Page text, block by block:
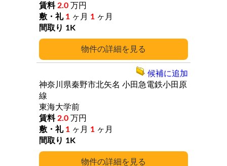
詳細
2.0 万円
1 ヶ月 1 ヶ月
1K
詳細
神奈川県秦野市北矢名 小田急電鉄小田原
線
東海大学前
2.0 万円
1 ヶ月 1 ヶ月
1K
候補に追加